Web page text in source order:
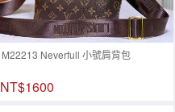
M22213 Neverfull 小號肩背包
NT$1600